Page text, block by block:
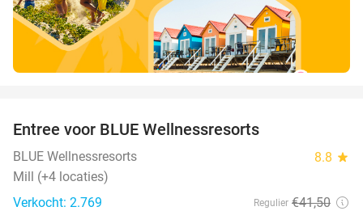
Entree voor BLUE Wellnessresorts
BLUE Wellnessresorts 8.8 star
Mill (+4 locaties)
Verkocht: 2.769
Regulier €41,50